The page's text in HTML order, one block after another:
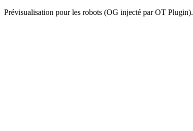
Prévisualisation pour les robots (OG injecté par OT Plugin).